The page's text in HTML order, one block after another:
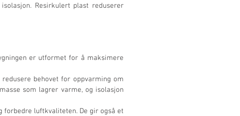
Resirkulert plast reduserer
er utformet for å maksimere
behovet for oppvarming om
som lagrer varme, og isolasjon
forbedre luftkvaliteten. De gir også et